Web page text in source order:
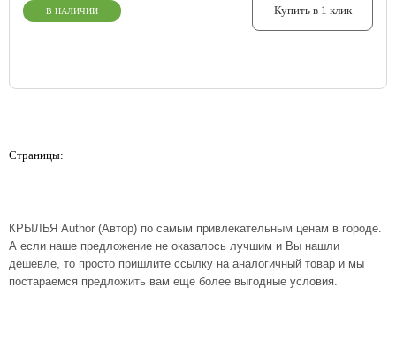
В НАЛИЧИИ Купить в 1 клик
Страницы:
КРЫЛЬЯ Author (Автор) по самым привлекательным ценам в городе.
А если наше предложение не оказалось лучшим и Вы нашли
дешевле, то просто пришлите ссылку на аналогичный товар и мы
постараемся предложить вам еще более выгодные условия.